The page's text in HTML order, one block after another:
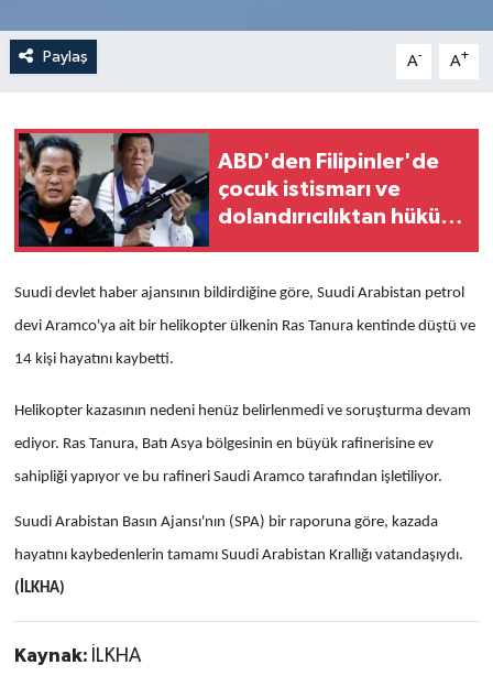
Paylaş A- A+
ABD'den Filipinler'de
çocuk istismarı ve
dolandırıcılıktan hüküm
Suudi devlet haber ajansının bildirdiğine göre, Suudi Arabistan petrol
devi Aramco'ya ait bir helikopter ülkenin Ras Tanura kentinde düştü ve
14 kişi hayatını kaybetti.
Helikopter kazasının nedeni henüz belirlenmedi ve soruşturma devam
ediyor. Ras Tanura, Batı Asya bölgesinin en büyük rafinerisine ev
sahipliği yapıyor ve bu rafineri Saudi Aramco tarafından işletiliyor.
Suudi Arabistan Basın Ajansı'nın (SPA) bir raporuna göre, kazada
hayatını kaybedenlerin tamamı Suudi Arabistan Krallığı vatandaşıydı.
(İLKHA)
Kaynak: İLKHA
Eği̇ti̇m